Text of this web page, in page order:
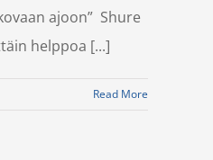
ajoon” Shure
helppoa [...]
Read More